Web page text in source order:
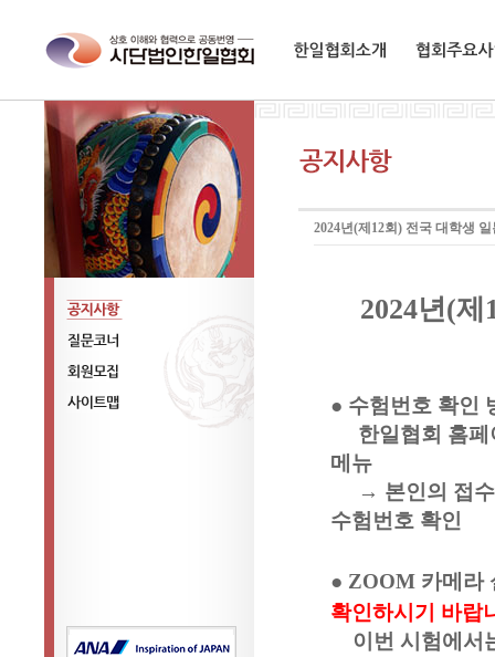
공지사항
질문코너
회원모집
2024년(제12회) 전국 대학생
2024년(제
● 수험번호 확인
한일협회 홈
메뉴
→ 본인의 접
수험번호 확인
● ZOOM 카메라
확인하시기 바랍
이번 시험에서